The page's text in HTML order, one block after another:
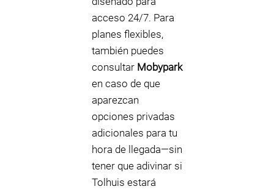
acceso 24/7. Para
planes flexibles,
también puedes
consultar Mobypark
en caso de que
aparezcan
opciones privadas
adicionales para tu
hora de llegada—sin
tener que adivinar si
Tolhuis estará